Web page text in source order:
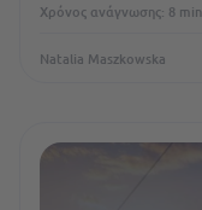
Χρόνος ανάγνωσης: 8 min
Natalia Maszkowska